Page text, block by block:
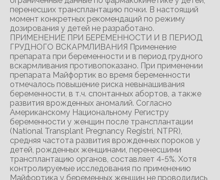
перенесших трансплантацию почки. В настоящий
момент конкретных рекомендаций по режиму
дозирования у детей не разработано.
ПРИМЕНЕНИЕ ПРИ БЕРЕМЕННОСТИ И В ПЕРИОД
ГРУДНОГО ВСКАРМЛИВАНИЯ Применение
препарата при беременности и в период грудного
вскармливания противопоказано. При применении
препарата Майфортик во время беременности
отмечалось повышение риска невынашивания
беременности, в т.ч. спонтанных абортов, а также
развития врожденных аномалий. Согласно
Американскому Национальному Регистру
беременности у женщин после трансплантации
(National Transplant Pregnancy Registri, NTPR),
средняя частота развития врожденных пороков у
детей, рожденных женщинами, перенесшими
трансплантацию органов, составляет 4-5%. Хотя
контролируемые исследования по применению
Майфортика у беременных женщин не проводились,